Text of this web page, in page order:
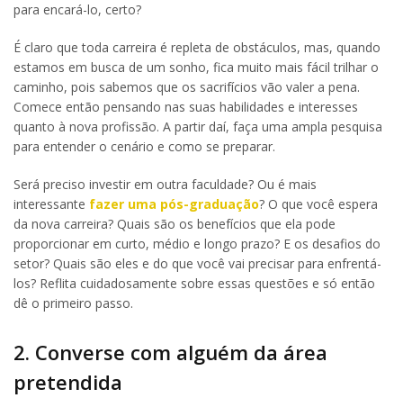
para encará-lo, certo?
É claro que toda carreira é repleta de obstáculos, mas, quando
estamos em busca de um sonho, fica muito mais fácil trilhar o
caminho, pois sabemos que os sacrifícios vão valer a pena.
Comece então pensando nas suas habilidades e interesses
quanto à nova profissão. A partir daí, faça uma ampla pesquisa
para entender o cenário e como se preparar.
Será preciso investir em outra faculdade? Ou é mais
interessante fazer uma pós-graduação? O que você espera
da nova carreira? Quais são os benefícios que ela pode
proporcionar em curto, médio e longo prazo? E os desafios do
setor? Quais são eles e do que você vai precisar para enfrentá-
los? Reflita cuidadosamente sobre essas questões e só então
dê o primeiro passo.
2. Converse com alguém da área
pretendida